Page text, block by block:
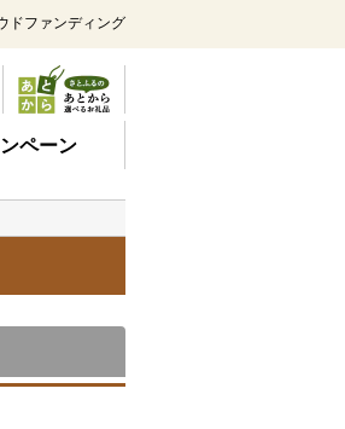
ドファンディング
ペーン